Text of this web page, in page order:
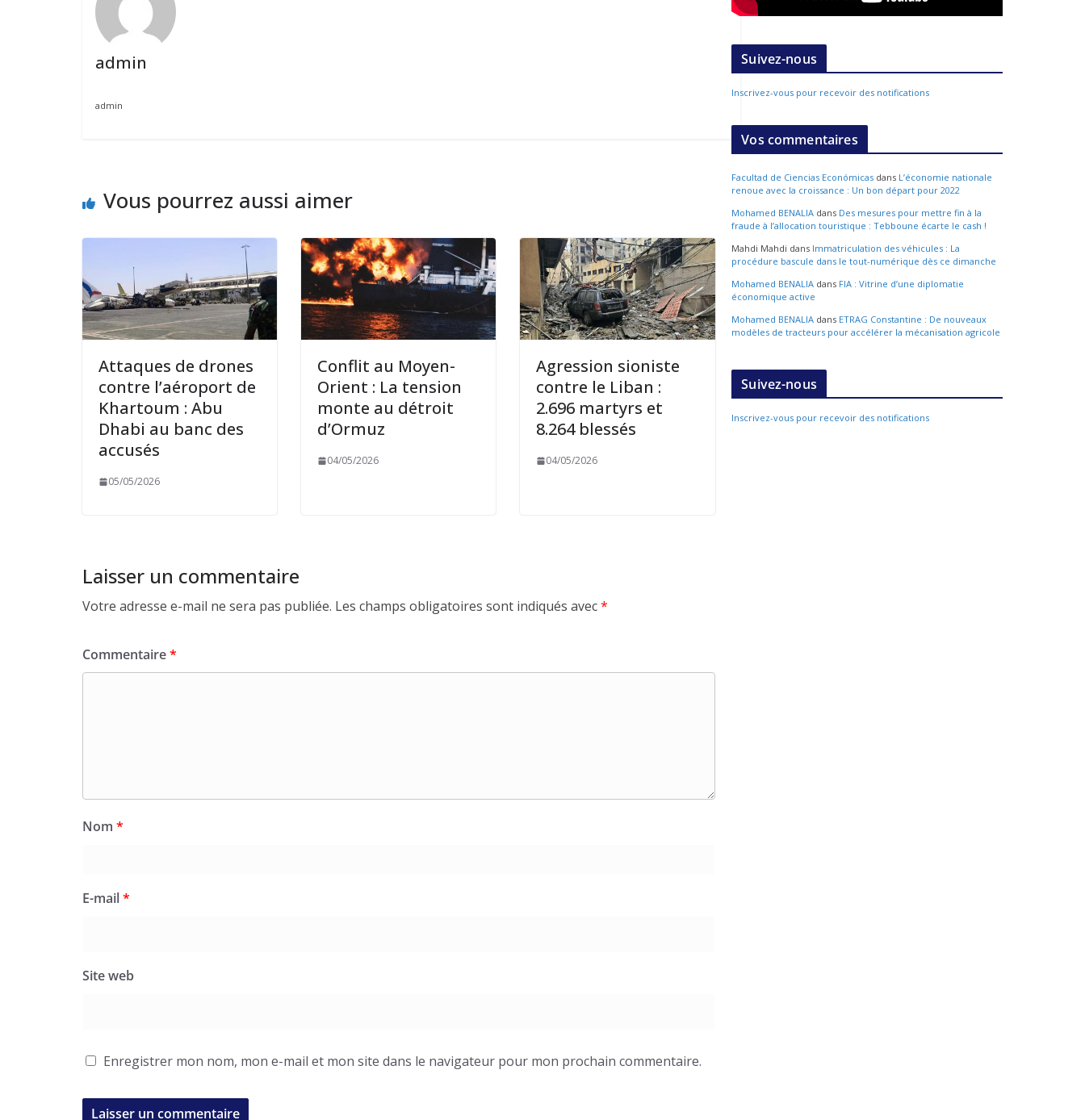
admin
admin
Vous pourrez aussi aimer
Attaques de drones
contre l’aéroport de
Khartoum : Abu
Dhabi au banc des
accusés
05/05/2026
Conflit au Moyen-
Orient : La tension
monte au détroit
d’Ormuz
04/05/2026
Agression sioniste
contre le Liban :
2.696 martyrs et
8.264 blessés
04/05/2026
Laisser un commentaire
Votre adresse e-mail ne sera pas publiée. Les champs obligatoires sont indiqués avec*
Commentaire*
Nom *
E-mail*
Site web
Enregistrer mon nom, mon e-mail et mon site dans le navigateur pour mon prochain commentaire.
Suivez-nous
Inscrivez-vous pour recevoir des notifications
Vos commentaires
Facultad de Ciencias Económicas dans L’économie nationale
renoue avec la croissance : Un bon départ pour 2022
Mohamed BENALIA dans Des mesures pour mettre fin à la
fraude à l’allocation touristique : Tebboune écarte le cash !
Mahdi Mahdi dans Immatriculation des véhicules : La
procédure bascule dans le tout-numérique dès ce dimanche
Mohamed BENALIA dans FIA : Vitrine d’une diplomatie
économique active
Mohamed BENALIA dans ETRAG Constantine : De nouveaux
modèles de tracteurs pour accélérer la mécanisation agricole
Suivez-nous
Inscrivez-vous pour recevoir des notifications